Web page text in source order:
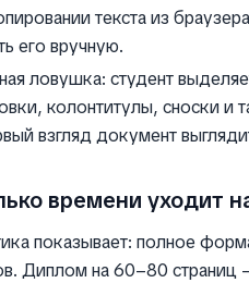
текста из
его вручную.
ловушка: студент
колонтитулы, сноски
взгляд документ
времени уходит
показывает: полное
Диплом на 60–80